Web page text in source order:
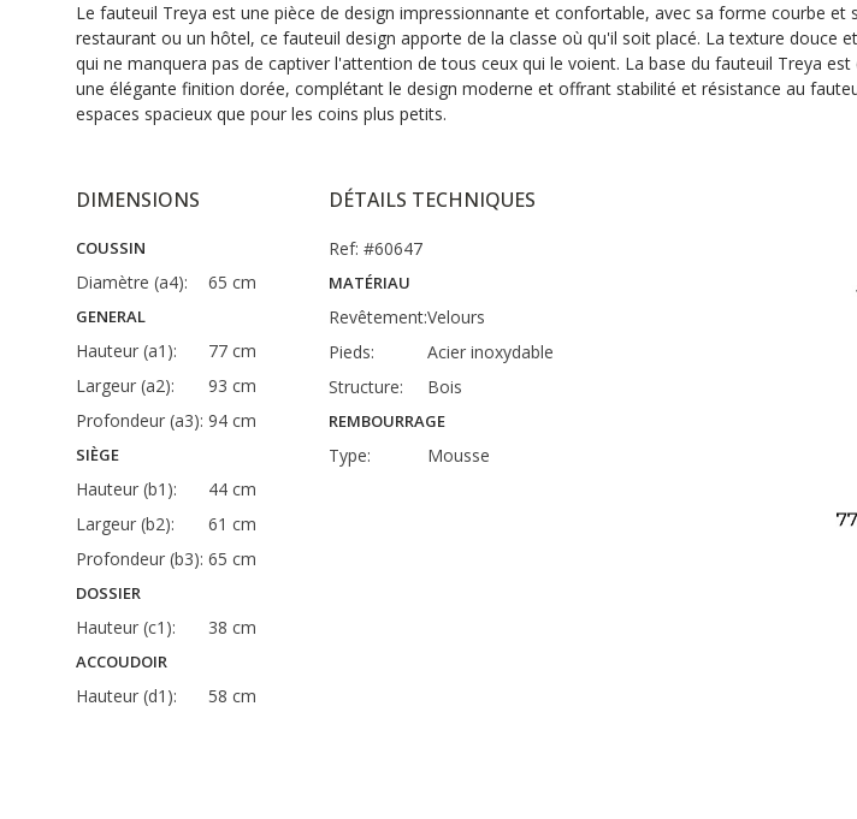
Le fauteuil Treya est une pièce de design impressionnante et confortable, avec sa forme courbe
restaurant ou un hôtel, ce fauteuil design apporte de la classe où qu'il soit placé. La texture douce
qui ne manquera pas de captiver l'attention de tous ceux qui le voient. La base du fauteuil Treya
une élégante finition dorée, complétant le design moderne et offrant stabilité et résistance au
espaces spacieux que pour les coins plus petits.
DIMENSIONS
COUSSIN
Diamètre (a4): 65 cm
GENERAL
Hauteur (a1):
77 cm
Largeur (a2):
93 cm
Profondeur (a3): 94 cm
SIÈGE
Hauteur (b1):
44 cm
Largeur (b2):
61 cm
Profondeur (b3): 65 cm
DOSSIER
Hauteur (c1): 38 cm
ACCOUDOIR
Hauteur (d1): 58 cm
DÉTAILS TECHNIQUES
Ref: #60647
MATÉRIAU
Revêtement:Velours
Pieds:
Acier inoxydable
Structure:
Bois
REMBOURRAGE
Type: Mousse